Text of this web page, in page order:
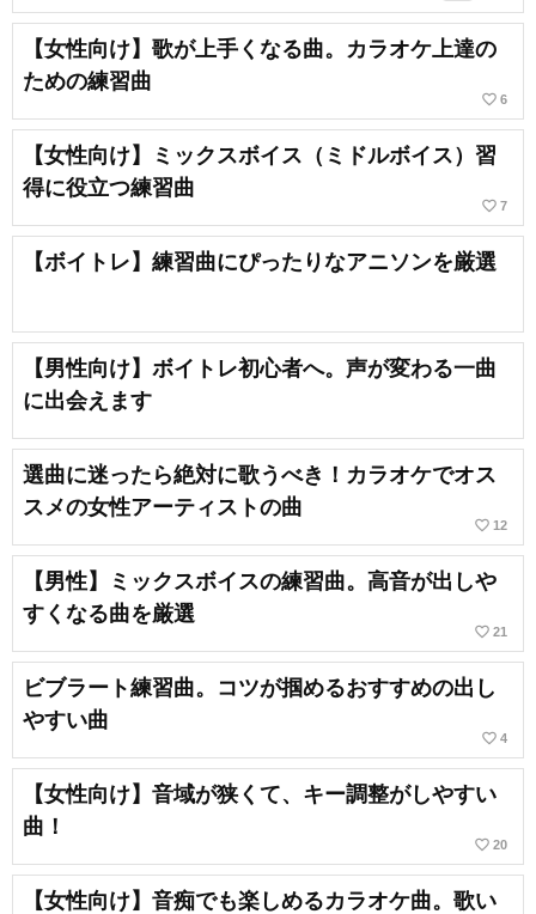
【女性向け】歌が上手くなる曲。カラオケ上達の
ための練習曲
favorite_border 6
【女性向け】ミックスボイス（ミドルボイス）習
得に役立つ練習曲
favorite_border 7
【ボイトレ】練習曲にぴったりなアニソンを厳選
【男性向け】ボイトレ初心者へ。声が変わる一曲
に出会えます
選曲に迷ったら絶対に歌うべき！カラオケでオス
スメの女性アーティストの曲
favorite_border 12
【男性】ミックスボイスの練習曲。高音が出しや
すくなる曲を厳選
favorite_border 21
ビブラート練習曲。コツが掴めるおすすめの出し
やすい曲
favorite_border 4
【女性向け】音域が狭くて、キー調整がしやすい
曲！
favorite_border 20
【女性向け】音痴でも楽しめるカラオケ曲。歌い